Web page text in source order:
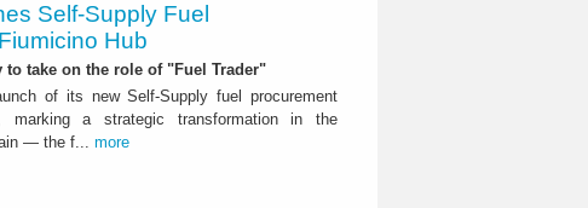
Self-Supply Fuel
Hub
take on the role of "Fuel Trader"
of its new Self-Supply fuel procurement
marking a strategic transformation in the
— the f... more